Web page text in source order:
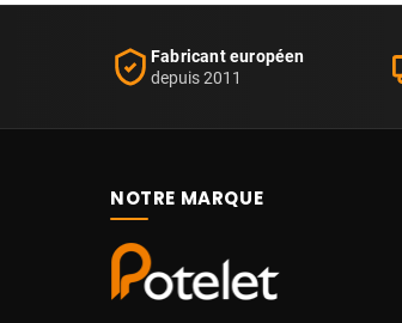
Fabricant européen
depuis 2011
NOTRE MARQUE